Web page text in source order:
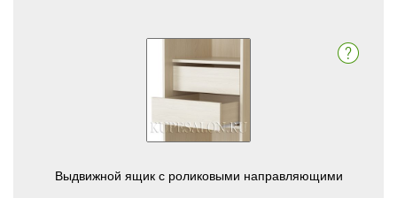
Выдвижной ящик с роликовыми направляющими